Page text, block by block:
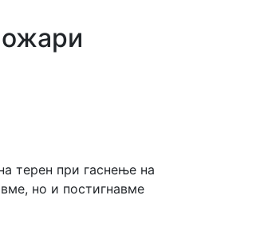
терен при гаснење на
но и постигнавме